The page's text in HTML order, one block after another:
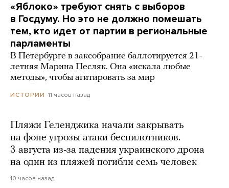
«Яблоко» требуют снять с выборов
в Госдуму. Но это не должно помешать
тем, кто идет от партии в региональные
парламенты
В Петербурге в заксобрание баллотируется 21-
летняя Марина Песляк. Она «искала любые
методы», чтобы агитировать за мир
ИСТОРИИ 11 часов назад
Пляжи Геленджика начали закрывать
на фоне угрозы атаки беспилотников.
3 августа из-за падения украинского дрона
на один из пляжей погибли семь человек
10 часов назад